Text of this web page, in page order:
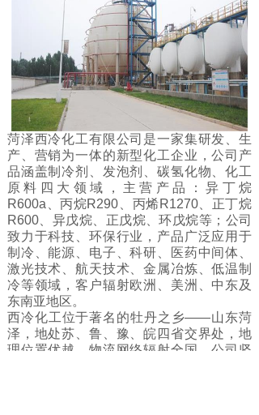
菏泽西冷化工有限公司是一家集研发、生
产、营销为一体的新型化工企业，公司产
品涵盖制冷剂、发泡剂、碳氢化物、化工
原料四大领域，主营产品：异丁烷
R600a、丙烷R290、丙烯R1270、正丁烷
R600、异戊烷、正戊烷、环戊烷等；公司
致力于科技、环保行业，产品广泛应用于
制冷、能源、电子、科研、医药中间体、
激光技术、航天技术、金属冶炼、低温制
冷等领域，客户辐射欧洲、美洲、中东及
东南亚地区。
西冷化工位于著名的牡丹之乡——山东菏
泽，地处苏、鲁、豫、皖四省交界处，地
理位置优越，物流网络辐射全国。公司坚